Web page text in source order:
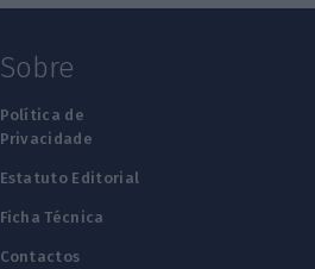
Sobre
Política de
Privacidade
Estatuto Editorial
Ficha Técnica
Contactos